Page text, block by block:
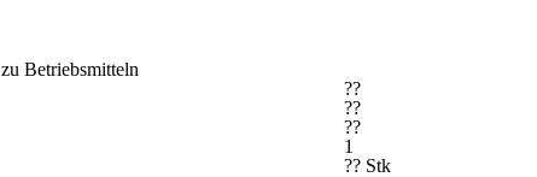
Betriebsmitteln
??
??
??
1
?? Stk